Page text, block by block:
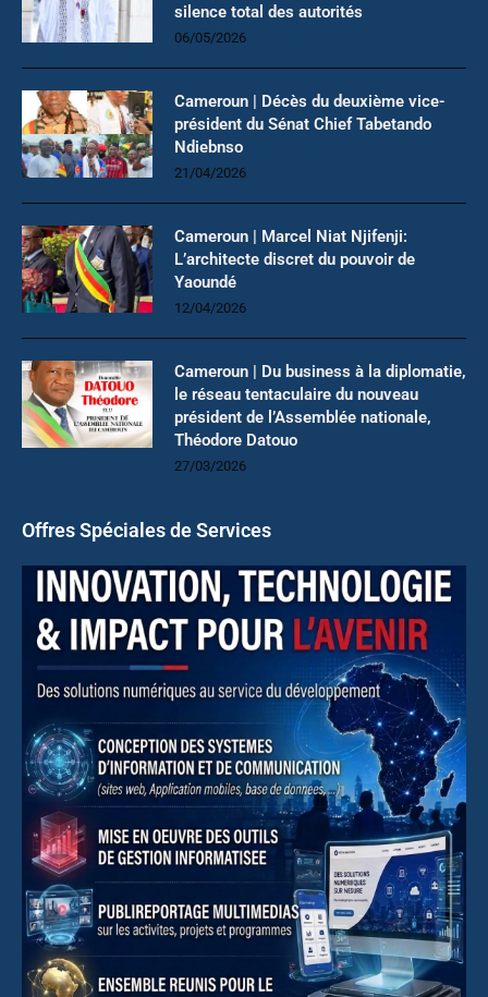
silence total des autorités
06/05/2026
Cameroun | Décès du deuxième vice-
président du Sénat Chief Tabetando
Ndiebnso
21/04/2026
Cameroun | Marcel Niat Njifenji:
L’architecte discret du pouvoir de
Yaoundé
12/04/2026
Cameroun | Du business à la diplomatie,
le réseau tentaculaire du nouveau
président de l’Assemblée nationale,
Théodore Datouo
27/03/2026
Offres Spéciales de Services